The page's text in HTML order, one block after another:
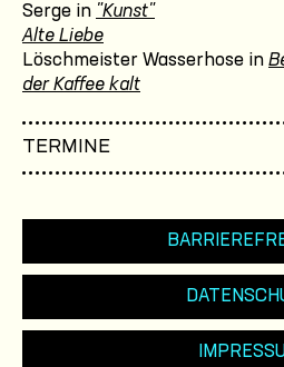
Serge in "Kunst"
Alte Liebe
Löschmeister Wasserhose in
der Kaffee kalt
TERMINE